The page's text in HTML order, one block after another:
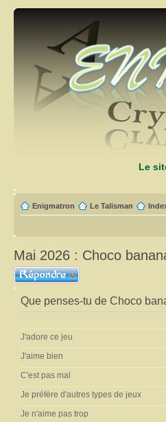
Le
Enigmatron Le Talisman
Mai 2026 : Choco
Répondre
Que penses-tu de Choco
J'adore ce jeu
J'aime bien
C'est pas mal
Je préfère d'autres types de jeux
Je n'aime pas trop